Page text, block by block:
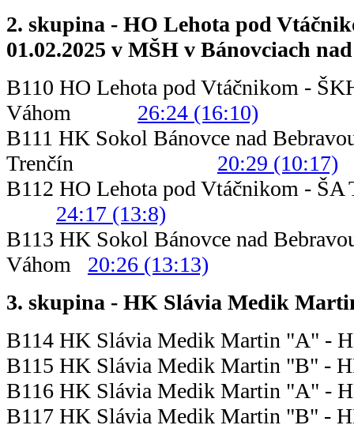
2. skupina - HO Lehota pod
01.02.2025 v MŠH v Bánovciach
B110 HO Lehota pod Vtáčnikom -
Váhom 26:24 (16:10)
B111 HK Sokol Bánovce nad
Trenčín 20:29 (10:17)
B112 HO Lehota pod
24:17 (13:8)
B113 HK Sokol Bánovce nad
Váhom 20:26 (13:13)
3. skupina - HK Slávia Medik
B114 HK Slávia Medik Martin "A" -
B115 HK Slávia Medik Martin "B" -
B116 HK Slávia Medik Martin "A" -
B117 HK Slávia Medik Martin "B" -